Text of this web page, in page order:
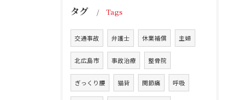
タグ Tags
交通事故 弁護士 休業補償 主婦
北広島市 事故治療 整骨院
ぎっくり腰 猫背 関節痛 呼吸